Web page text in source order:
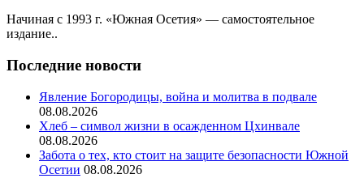
Начиная с 1993 г. «Южная Осетия» — самостоятельное
издание..
Последние новости
Явление Богородицы, война и молитва в подвале
08.08.2026
Хлеб – символ жизни в осажденном Цхинвале
08.08.2026
Забота о тех, кто стоит на защите безопасности Южной
Осетии 08.08.2026